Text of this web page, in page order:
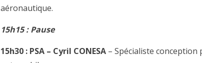
aéronautique.
15h15 : Pause
15h30 : PSA – Cyril CONESA – Spécialiste